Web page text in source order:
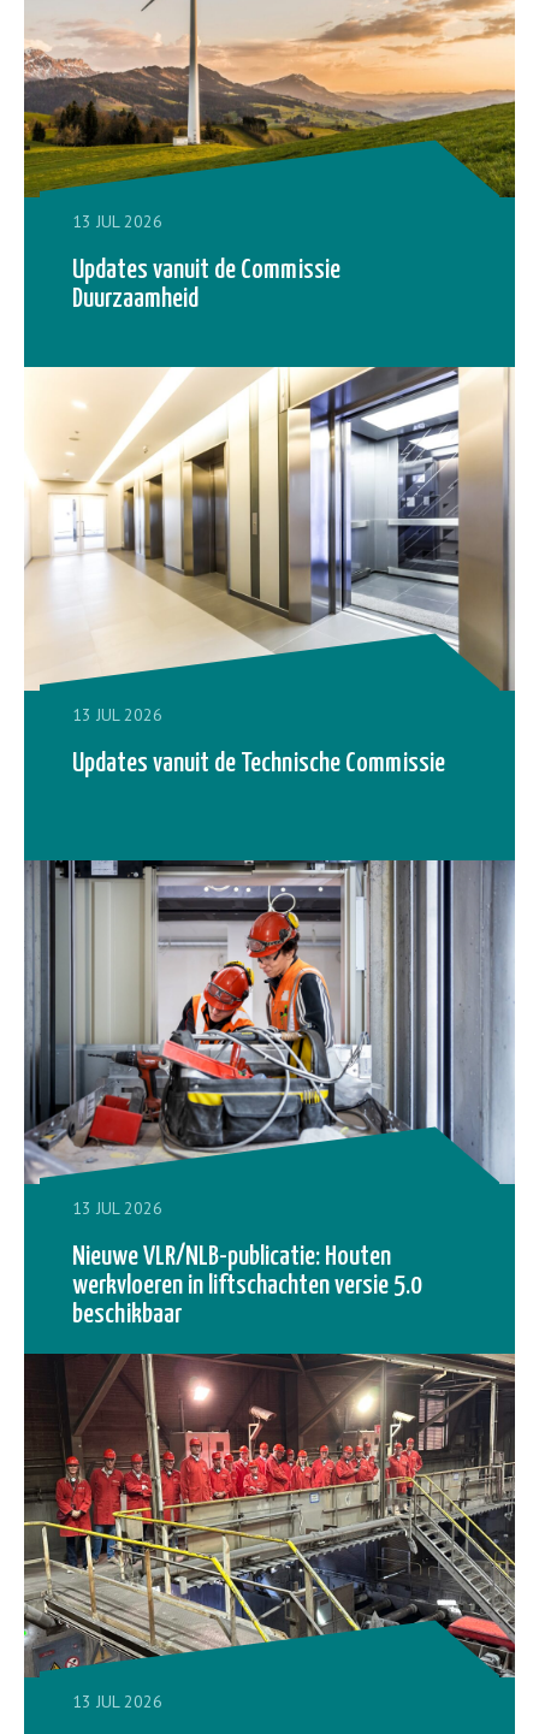
13 JUL 2026
Updates vanuit de Commissie
Duurzaamheid
13 JUL 2026
Updates vanuit de Technische Commissie
13 JUL 2026
Nieuwe VLR/NLB-publicatie: Houten
werkvloeren in liftschachten versie 5.0
beschikbaar
13 JUL 2026